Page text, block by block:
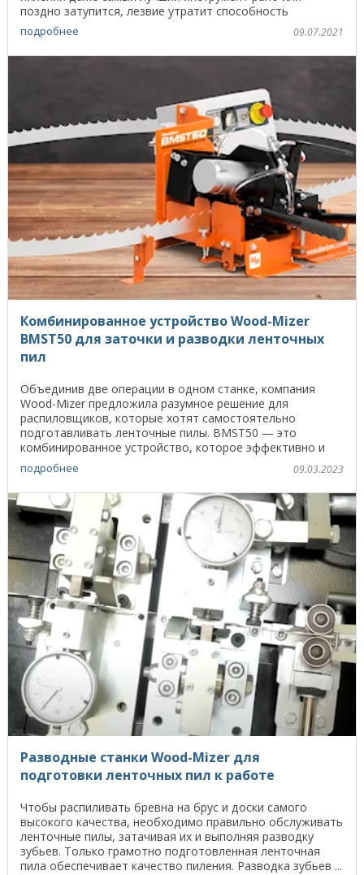
поздно затупится, лезвие утратит способность
эффективно ...
подробнее 09.07.2021
Комбинированное устройство Wood-Mizer
BMST50 для заточки и разводки ленточных
пил
Объединив две операции в одном станке, компания
Wood-Mizer предложила разумное решение для
распиловщиков, которые хотят самостоятельно
подготавливать ленточные пилы. BMST50 — это
комбинированное устройство, которое эффективно и
недорого затачивает и ...
подробнее 09.03.2023
Разводные станки Wood-Mizer для
подготовки ленточных пил к работе
Чтобы распиливать бревна на брус и доски самого
высокого качества, необходимо правильно обслуживать
ленточные пилы, затачивая их и выполняя разводку
зубьев. Только грамотно подготовленная ленточная
пила обеспечивает качество пиления. Разводка зубьев ...